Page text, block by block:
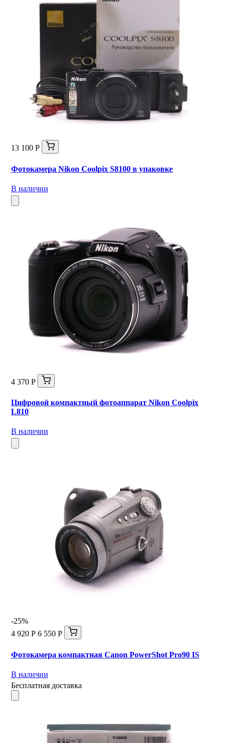
13 100 Р
Фотокамера Nikon Coolpix S8100 в упаковке
В наличии
4 370 Р
Цифровой компактный фотоаппарат Nikon Coolpix
L810
В наличии
-25%
4 920 Р 6 550 Р
Фотокамера компактная Canon PowerShot Pro90 IS
В наличии
Бесплатная доставка